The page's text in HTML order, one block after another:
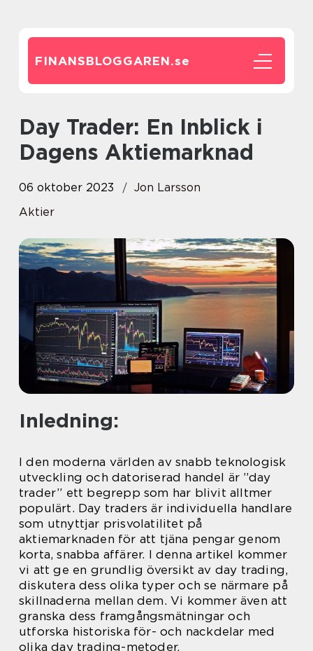
FINANSBLOGGAREN.se
Day Trader: En Inblick i
Dagens Aktiemarknad
06 oktober 2023
Jon Larsson
Aktier
Inledning:
I den moderna världen av snabb teknologisk
utveckling och datoriserad handel är ”day
trader” ett begrepp som har blivit alltmer
populärt. Day traders är individuella handlare
som utnyttjar prisvolatilitet på
aktiemarknaden för att tjäna pengar genom
korta, snabba affärer. I denna artikel kommer
vi att ge en grundlig översikt av day trading,
diskutera dess olika typer och se närmare på
skillnaderna mellan dem. Vi kommer även att
granska dess framgångsmätningar och
utforska historiska för- och nackdelar med
olika day trading-metoder.